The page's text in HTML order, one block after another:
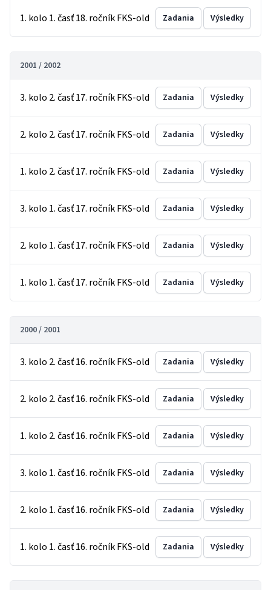
1. kolo 1. časť 18. ročník FKS-old Zadania Výsledky
2001 / 2002
3. kolo 2. časť 17. ročník FKS-old Zadania Výsledky
2. kolo 2. časť 17. ročník FKS-old Zadania Výsledky
1. kolo 2. časť 17. ročník FKS-old Zadania Výsledky
3. kolo 1. časť 17. ročník FKS-old Zadania Výsledky
2. kolo 1. časť 17. ročník FKS-old Zadania Výsledky
1. kolo 1. časť 17. ročník FKS-old Zadania Výsledky
2000 / 2001
3. kolo 2. časť 16. ročník FKS-old Zadania Výsledky
2. kolo 2. časť 16. ročník FKS-old Zadania Výsledky
1. kolo 2. časť 16. ročník FKS-old Zadania Výsledky
3. kolo 1. časť 16. ročník FKS-old Zadania Výsledky
2. kolo 1. časť 16. ročník FKS-old Zadania Výsledky
1. kolo 1. časť 16. ročník FKS-old Zadania Výsledky